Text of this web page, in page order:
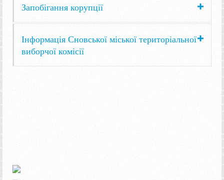
Запобігання корупції
Інформація Сновської міської територіальної
виборчої комісії